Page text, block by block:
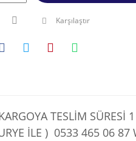
Karşılaştır
TESLİM SÜRESİ
İLE ) 0533 465 06 87